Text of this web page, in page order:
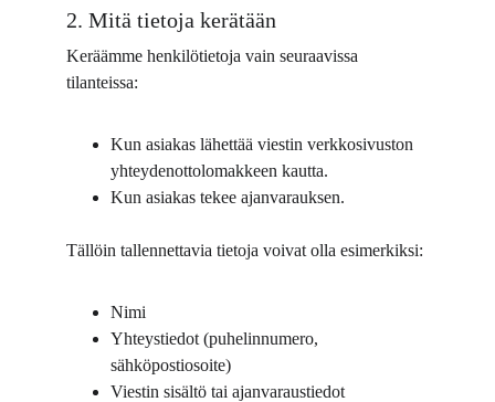
2. Mitä tietoja kerätään
Keräämme henkilötietoja vain seuraavissa
tilanteissa:
Kun asiakas lähettää viestin verkkosivuston
yhteydenottolomakkeen kautta.
Kun asiakas tekee ajanvarauksen.
Tällöin tallennettavia tietoja voivat olla esimerkiksi:
Nimi
Yhteystiedot (puhelinnumero,
sähköpostiosoite)
Viestin sisältö tai ajanvaraustiedot